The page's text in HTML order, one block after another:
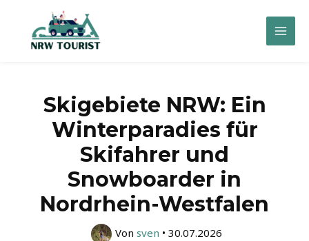
springen
Main
Skigebiete NRW: Ein
Winterparadies für
Skifahrer und
Snowboarder in
Nordrhein-Westfalen
Von sven • 30.07.2026